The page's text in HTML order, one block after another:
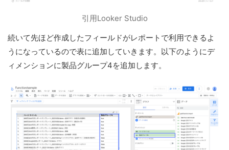
引用Looker Studio
続いて先ほど作成したフィールドがレポートで利用できるよ
うになっているので表に追加していきます。以下のようにデ
ィメンションに製品グループ4を追加します。